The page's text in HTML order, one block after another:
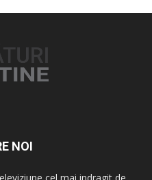
NOI
cel mai indragit de